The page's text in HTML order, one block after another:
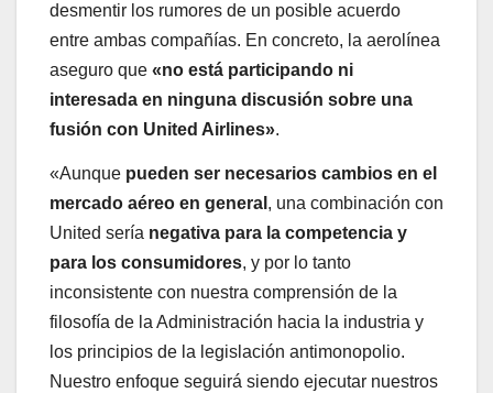
desmentir los rumores de un posible acuerdo
entre ambas compañías. En concreto, la aerolínea
aseguro que «no está participando ni
interesada en ninguna discusión sobre una
fusión con United Airlines».
«Aunque pueden ser necesarios cambios en el
mercado aéreo en general , una combinación con
United sería negativa para la competencia y
para los consumidores, y por lo tanto
inconsistente con nuestra comprensión de la
filosofía de la Administración hacia la industria y
los principios de la legislación antimonopolio.
Nuestro enfoque seguirá siendo ejecutar nuestros